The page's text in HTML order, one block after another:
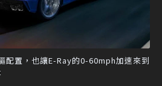
配置，也讓E-Ray的0-60mph加速來到